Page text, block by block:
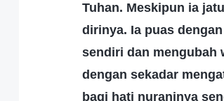
Tuhan. Meskipun ia
dirinya. Ia puas
sendiri dan mengubah
dengan sekadar
bagi hati nuraninya